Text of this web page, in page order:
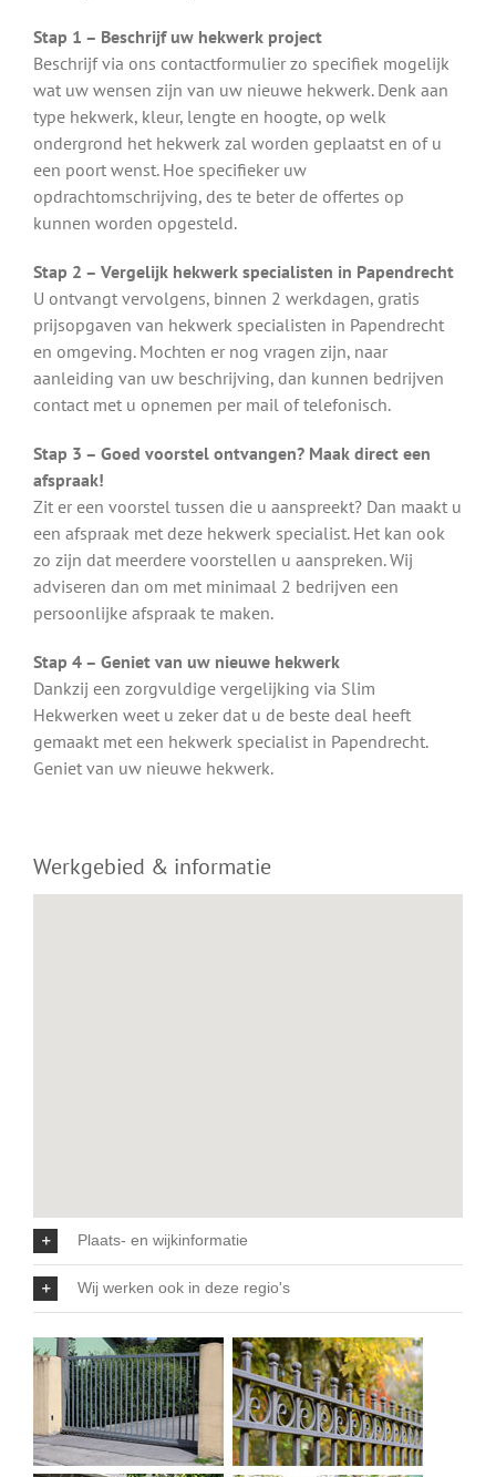
Stap 1 – Beschrijf uw hekwerk project
Beschrijf via ons contactformulier zo specifiek mogelijk
wat uw wensen zijn van uw nieuwe hekwerk. Denk aan
type hekwerk, kleur, lengte en hoogte, op welk
ondergrond het hekwerk zal worden geplaatst en of u
een poort wenst. Hoe specifieker uw
opdrachtomschrijving, des te beter de offertes op
kunnen worden opgesteld.
Stap 2 – Vergelijk hekwerk specialisten in Papendrecht
U ontvangt vervolgens, binnen 2 werkdagen, gratis
prijsopgaven van hekwerk specialisten in Papendrecht
en omgeving. Mochten er nog vragen zijn, naar
aanleiding van uw beschrijving, dan kunnen bedrijven
contact met u opnemen per mail of telefonisch.
Stap 3 – Goed voorstel ontvangen? Maak direct een
afspraak!
Zit er een voorstel tussen die u aanspreekt? Dan maakt u
een afspraak met deze hekwerk specialist. Het kan ook
zo zijn dat meerdere voorstellen u aanspreken. Wij
adviseren dan om met minimaal 2 bedrijven een
persoonlijke afspraak te maken.
Stap 4 – Geniet van uw nieuwe hekwerk
Dankzij een zorgvuldige vergelijking via Slim
Hekwerken weet u zeker dat u de beste deal heeft
gemaakt met een hekwerk specialist in Papendrecht.
Geniet van uw nieuwe hekwerk.
Werkgebied & informatie
Plaats- en wijkinformatie
Wij werken ook in deze regio's